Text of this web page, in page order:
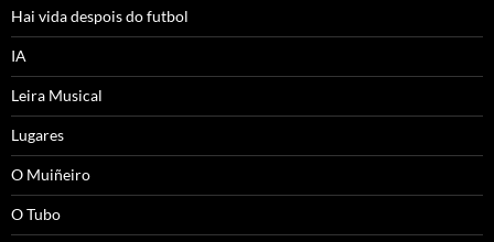
Hai vida despois do futbol
IA
Leira Musical
Lugares
O Muiñeiro
O Tubo